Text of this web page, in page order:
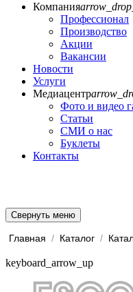
Компания
Профессионал
Производство
Акции
Вакансии
Новости
Услуги
Медиацентр
Фото и видео
Статьи
СМИ о нас
Буклеты
Контакты
Свернуть меню
Главная / Каталог /
keyboard_arrow_up